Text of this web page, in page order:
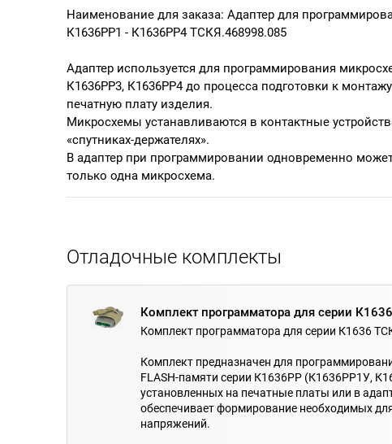
Наименование для заказа: Адаптер для
К1636РР1 - К1636РР4 ТСКЯ.468998.085
Адаптер используется для программирования
К1636РР3, К1636РР4 до процесса подготовки к
печатную плату изделия.
Микросхемы устанавливаются в контактные
«спутниках-держателях».
В адаптер при программировании одновременно
только одна микросхема.
Отладочные комплекты
Комплект программатора для серии К1636
Комплект программатора для серии К1636
Комплект предназначен для
FLASH-памяти серии К1636РР (К1636РР1У,
установленных на печатные платы или в
обеспечивает формирование необходимых
напряжений.